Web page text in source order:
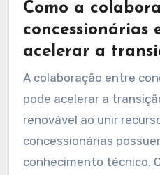
Como a
concessionárias
acelerar a
A colaboração entre
pode acelerar a
renovável ao unir
concessionárias
conhecimento técnico.